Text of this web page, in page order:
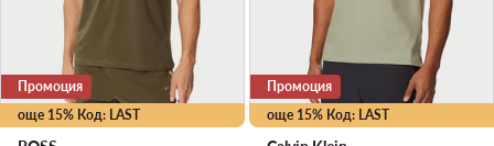
още 15% Код: LAST
Промоция
още 15% Код: LAST
Промоция